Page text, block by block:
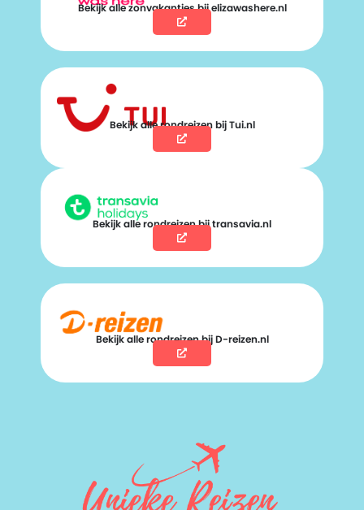
Bekijk alle zonvakanties bij elizawashere.nl
Bekijk alle rondreizen bij Tui.nl
Bekijk alle rondreizen bij transavia.nl
Bekijk alle rondreizen bij D-reizen.nl